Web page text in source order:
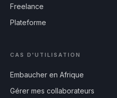
Freelance
Plateforme
CAS D'UTILISATION
Embaucher en Afrique
Gérer mes collaborateurs